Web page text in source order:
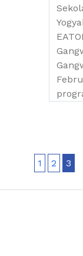
1 2 3